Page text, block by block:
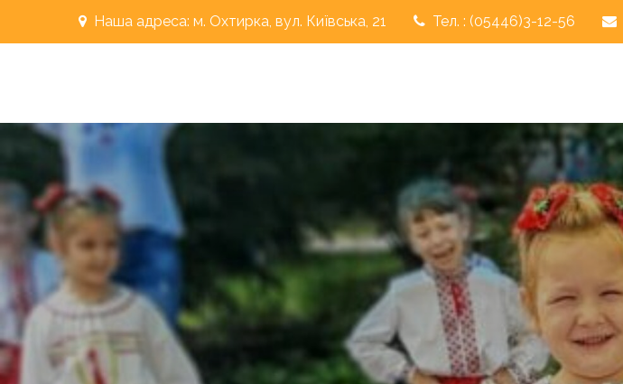
Наша адреса: м. Охтирка, вул. Київська, 21 Тел. : (05446)3-12-56